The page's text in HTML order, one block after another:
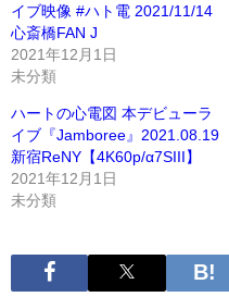
イブ映像 #ハト電 2021/11/14
心斎橋FAN J
2021年12月1日
未分類
ハートの心電図 本デビューラ
イブ『Jamboree』2021.08.19
新宿ReNY【4K60p/α7SIII】
2021年12月1日
未分類